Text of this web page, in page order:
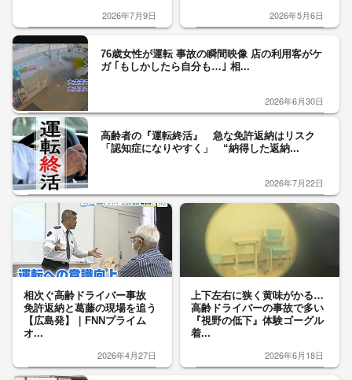
2026年7月9日 2026年5月6日
76歳女性が運転 事故の瞬間映像 店の利用客がケ
ガ ｢もしかしたら自分も…｣ 相...
2026年6月30日
高齢者の『運転終活』 急な免許返納はリスク
「認知症になりやすく」 “納得した返納...
2026年7月22日
相次ぐ高齢ドライバー事故
免許返納と葛藤の現場を追う
【広島発】｜FNNプライム
オ...
2026年4月27日
上下左右に狭く黄味がかる…
高齢ドライバーの事故で多い
『視野の低下』体験ゴーグル
着...
2026年6月18日